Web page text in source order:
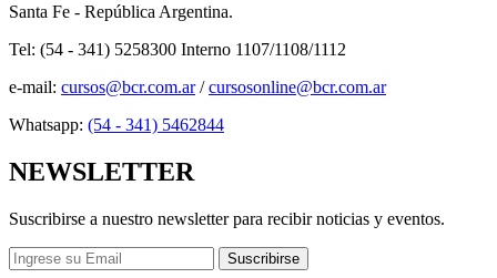
Santa Fe - República Argentina.
Tel: (54 - 341) 5258300 Interno 1107/1108/1112
e-mail: cursos@bcr.com.ar/cursosonline@bcr.com.ar
Whatsapp: (54 - 341) 5462844
NEWSLETTER
Suscribirse a nuestro newsletter para recibir noticias y eventos.